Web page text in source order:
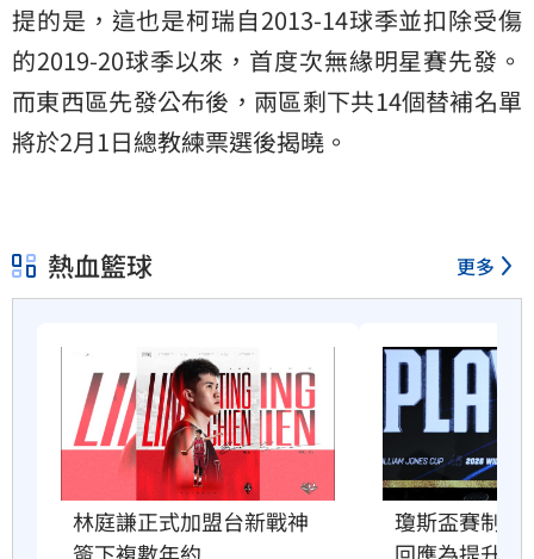
提的是，這也是柯瑞自2013-14球季並扣除受傷
的2019-20球季以來，首度次無緣明星賽先發。
而東西區先發公布後，兩區剩下共14個替補名單
將於2月1日總教練票選後揭曉。
熱血籃球 更多
林庭謙正式加盟台新戰神
瓊斯盃賽制惹